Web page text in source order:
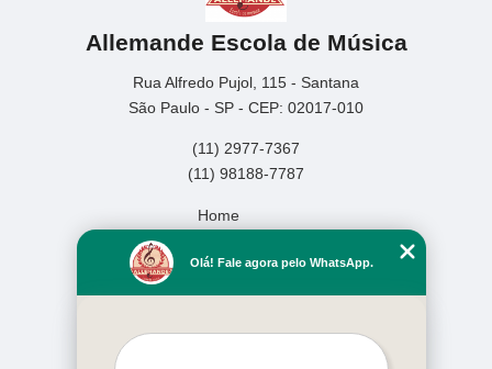
Allemande Escola de Música
Rua Alfredo Pujol, 115 - Santana
São Paulo - SP - CEP: 02017-010
(11) 2977-7367
(11) 98188-7787
Home
Missão
Serviços
Olá! Fale agora pelo WhatsApp.